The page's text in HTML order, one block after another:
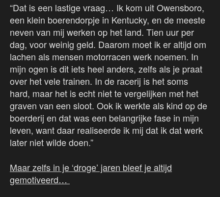
“Dat is een lastige vraag… Ik kom uit Owensboro,
een klein boerendorpje in Kentucky, en de meeste
neven van mij werken op het land. Tien uur per
dag, voor weinig geld. Daarom moet ik er altijd om
lachen als mensen motorracen werk noemen. In
mijn ogen is dit iets heel anders, zelfs als je praat
over het vele trainen. In de racerij is het soms
hard, maar het is echt niet te vergelijken met het
graven van een sloot. Ook ik werkte als kind op de
boerderij en dat was een belangrijke fase in mijn
leven, want daar realiseerde ik mij dat ik dat werk
later niet wilde doen.”
Maar zelfs in je ‘droge’ jaren bleef je altijd
gemotiveerd…